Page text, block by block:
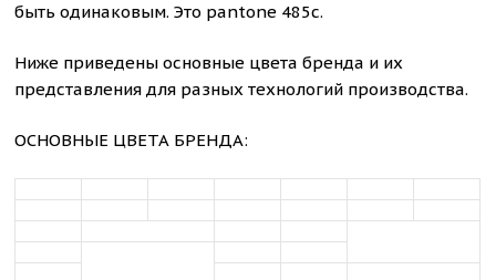
быть одинаковым. Это pantone 485c.
Ниже приведены основные цвета бренда и их
представления для разных технологий производства.
ОСНОВНЫЕ ЦВЕТА БРЕНДА: